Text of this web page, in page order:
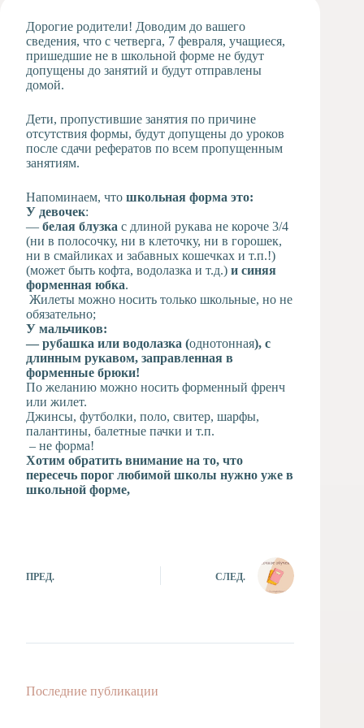
студия
Музыкальное
отделение
Тьюторская
служба
Дорогие родители! Доводим до вашего
сведения, что с четверга, 7 февраля, учащиеся,
пришедшие не в школьной форме не будут
допущены до занятий и будут отправлены
домой.
Дети, пропустившие занятия по причине
отсутствия формы, будут допущены до уроков
после сдачи рефератов по всем пропущенным
занятиям.
Напоминаем, что школьная форма это:
У девочек:
— белая блузка с длиной рукава не короче 3/4
(ни в полосочку, ни в клеточку, ни в горошек,
ни в смайликах и забавных кошечках и т.п.!)
(может быть кофта, водолазка и т.д.) и синяя
форменная юбка.
Жилеты можно носить только школьные, но не
обязательно;
У мальчиков:
— рубашка или водолазка (однотонная), с
длинным рукавом, заправленная в
форменные брюки!
По желанию можно носить форменный френч
или жилет.
Джинсы, футболки, поло, свитер, шарфы,
палантины, балетные пачки и т.п.
– не форма!
Хотим обратить внимание на то, что
пересечь порог любимой школы нужно уже в
школьной форме,
ПРЕД. СЛЕД.
Последние публикации